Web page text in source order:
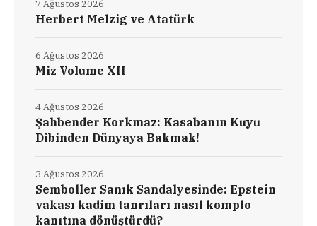
Herbert Melzig ve Atatürk
7 Ağustos 2026
Miz Volume XII
6 Ağustos 2026
Şahbender Korkmaz: Kasabanın Kuyu
Dibinden Dünyaya Bakmak!
4 Ağustos 2026
Semboller Sanık Sandalyesinde: Epstein
vakası kadim tanrıları nasıl komplo
kanıtına dönüştürdü?
3 Ağustos 2026